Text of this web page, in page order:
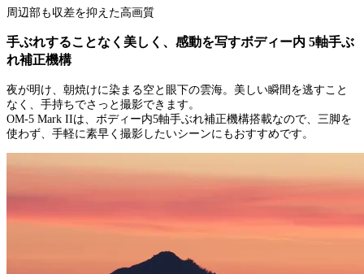
周辺部も収差を抑えた高画質
手ぶれすることなく美しく、感動を写すボディー内 5軸手ぶ
れ補正機構
夜が明け、朝焼けに染まる空と眼下の雲海。美しい瞬間を逃すこと
なく、手持ちでさっと撮影できます。
OM-5 Mark IIは、ボディー内5軸手ぶれ補正機構搭載なので、三脚を
使わず、手軽に素早く撮影したいシーンにもおすすめです。